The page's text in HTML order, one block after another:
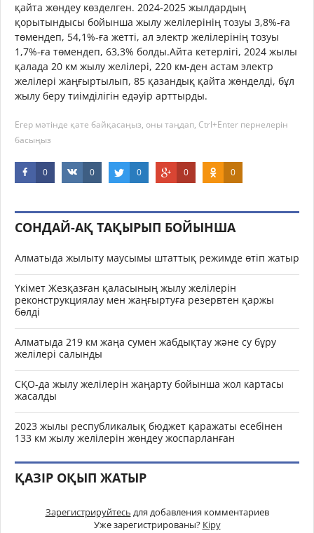
қайта жөндеу көзделген. 2024-2025 жылдардың
қорытындысы бойынша жылу желілерінің тозуы 3,8%-ға
төмендеп, 54,1%-ға жетті, ал электр желілерінің тозуы
1,7%-ға төмендеп, 63,3% болды.Айта кетерлігі, 2024 жылы
қалада 20 км жылу желілері, 220 км-ден астам электр
желілері жаңғыртылып, 85 қазандық қайта жөнделді, бұл
жылу беру тиімділігін едәуір арттырды.
Егер мәтінде қате байқасаңыз, оны таңдап, Ctrl+Enter пернелерін
басыңыз
0 0 0 0 0
СОНДАЙ-АҚ ТАҚЫРЫП БОЙЫНША
Алматыда жылыту маусымы штаттық режимде өтіп жатыр
Үкімет Жезқазған қаласының жылу желілерін
реконструкциялау мен жаңғыртуға резервтен қаржы
бөлді
Алматыда 219 км жаңа сумен жабдықтау және су бұру
желілері салынды
СҚО-да жылу желілерін жаңарту бойынша жол картасы
жасалды
2023 жылы республикалық бюджет қаражаты есебінен
133 км жылу желілерін жөндеу жоспарланған
ҚАЗІР ОҚЫП ЖАТЫР
Зарегистрируйтесь для добавления комментариев
Уже зарегистрированы? Кіру